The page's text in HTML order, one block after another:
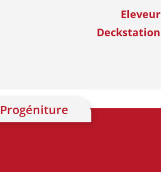
Eleveur
Deckstation
Progéniture